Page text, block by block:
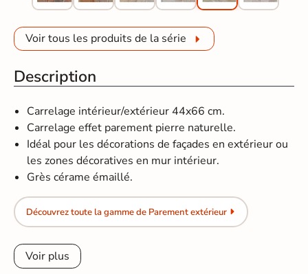
Voir tous les produits de la série
Description
Carrelage intérieur/extérieur 44x66 cm.
Carrelage effet parement pierre naturelle.
Idéal pour les décorations de façades en extérieur ou
les zones décoratives en mur intérieur.
Grès cérame émaillé.
Découvrez toute la gamme de Parement extérieur
Voir plus